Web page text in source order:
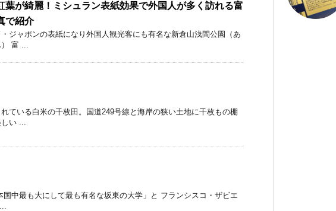
葉が綺麗！ミシュラン表紙効果で外国人が多く訪れる富
で紹介
ジャポンの表紙になり外国人観光客にも有名な新倉山浅間公園（あ
富 ...
ている白米の千枚田。国道249号線と海岸の狭い土地に千枚もの棚
い ...
中最も大にして最も有名な坂東の大学」と フランシスコ・ザビエ